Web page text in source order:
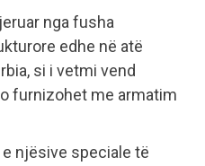
nga fusha
edhe në atë
si i vetmi vend
furnizohet me armatim
njësive speciale të